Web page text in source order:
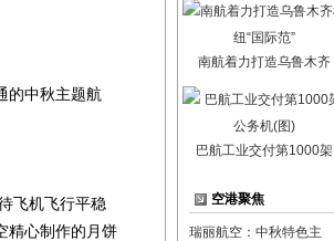
中秋主题航
飞机飞行平稳
精心制作的月饼
南航着力打造乌鲁木齐
巴航工业交付第1000架
空港聚焦
瑞丽航空：中秋特色主